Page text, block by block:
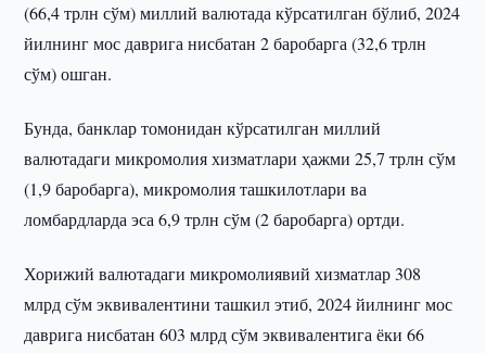
(66,4 трлн сўм) миллий валютада кўрсатилган бўлиб, 2024
йилнинг мос даврига нисбатан 2 баробарга (32,6 трлн
сўм) ошган.
Бунда, банклар томонидан кўрсатилган миллий
валютадаги микромолия хизматлари ҳажми 25,7 трлн сўм
(1,9 баробарга), микромолия ташкилотлари ва
ломбардларда эса 6,9 трлн сўм (2 баробарга) ортди.
Хорижий валютадаги микромолиявий хизматлар 308
млрд сўм эквивалентини ташкил этиб, 2024 йилнинг мос
даврига нисбатан 603 млрд сўм эквивалентига ёки 66